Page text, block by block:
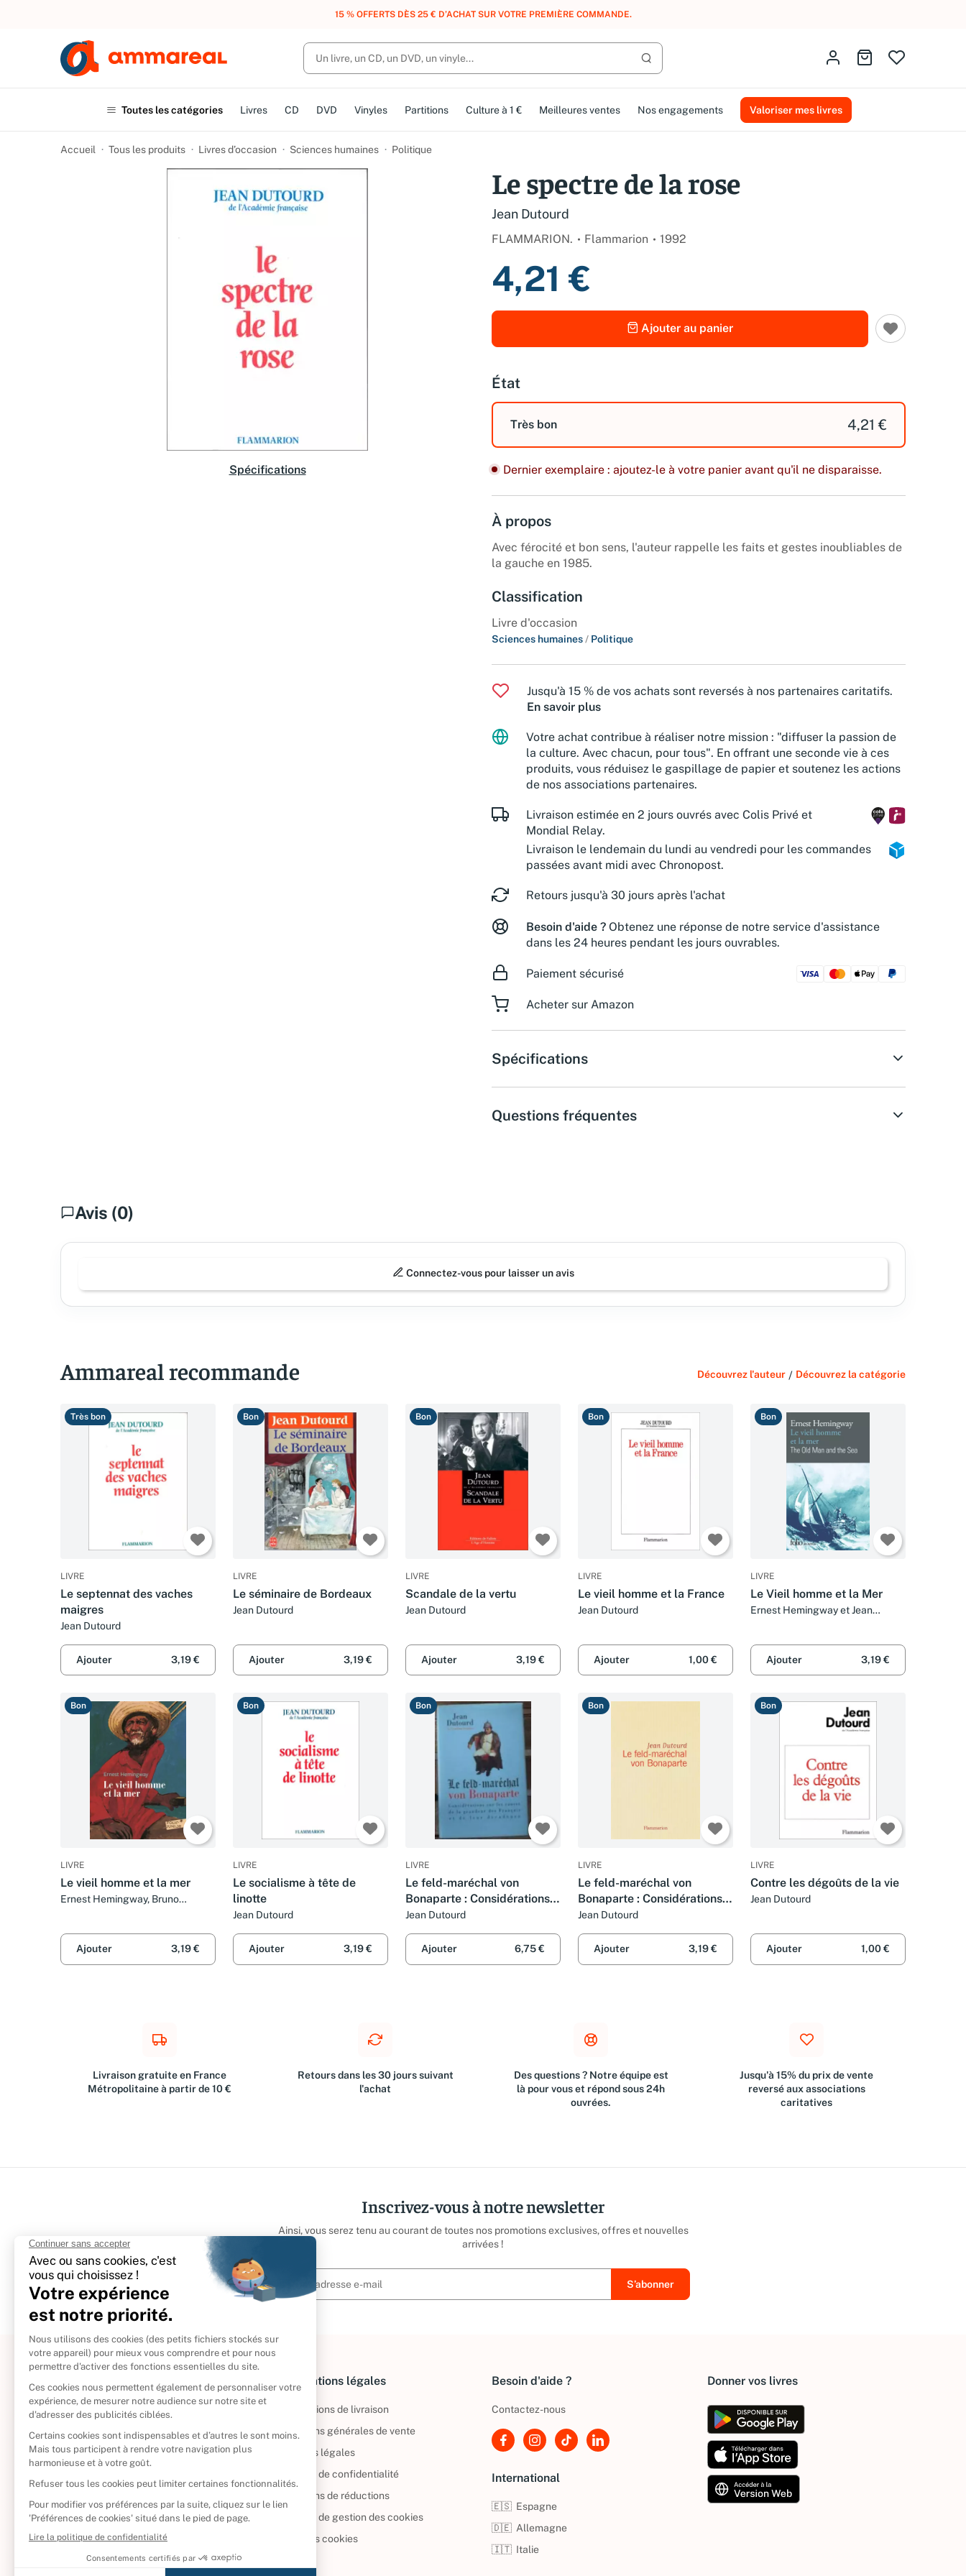
UN ACHAT, DES POINTS, DES RÉCOMPENSES :REJOIGNEZ GRATUITEMENT LE CLUB AMMAREAL.
Lancer la recherche
Identifiez-vousAller au panier
Toutes les catégories Livres CD DVD Vinyles Partitions Culture à 1 € Meilleures ventes Nos engagements Valoriser mes livres
Accueil Tous les produits Livres d’occasion Sciences humaines Politique
Spécifications
Le spectre de la rose
Jean Dutourd
FLAMMARION. Flammarion 1992
4,21 €
Ajouter au panier
État
Très bon 4,21 €
Dernier exemplaire : ajoutez-le à votre panier avant qu'il ne disparaisse.
À propos
Avec férocité et bon sens, l'auteur rappelle les faits et gestes inoubliables de
la gauche en 1985.
Classification
Livre d'occasion
Sciences humaines / Politique
Jusqu'à 15 % de vos achats sont reversés à nos partenaires caritatifs.
En savoir plus
Votre achat contribue à réaliser notre mission : "diffuser la passion de
la culture. Avec chacun, pour tous". En offrant une seconde vie à ces
produits, vous réduisez le gaspillage de papier et soutenez les actions
de nos associations partenaires.
Livraison estimée en 2 jours ouvrés avec Colis Privé et
Mondial Relay.
Livraison le lendemain du lundi au vendredi pour les commandes
passées avant midi avec Chronopost.
Retours jusqu'à 30 jours après l'achat
Besoin d'aide ? Obtenez une réponse de notre service d'assistance
dans les 24 heures pendant les jours ouvrables.
Paiement sécurisé
Acheter sur Amazon
Spécifications
Questions fréquentes
Avis (0)
Connectez-vous pour laisser un avis
Ammareal recommande Découvrez l'auteur / Découvrez la catégorie
Très bon
LIVRE
Le septennat des vaches
maigres
Jean Dutourd
Ajouter 3,19 €
Bon
LIVRE
Le séminaire de Bordeaux
Jean Dutourd
Ajouter 3,19 €
Bon
LIVRE
Scandale de la vertu
Jean Dutourd
Ajouter 3,19 €
Bon
LIVRE
Le vieil homme et la France
Jean Dutourd
Ajouter 1,00 €
Bon
LIVRE
Le Vieil homme et la Mer
Ernest Hemingway et Jean
Ajouter 3,19 €
Bon
LIVRE
Le vieil homme et la mer
Ernest Hemingway, Bruno
Ajouter 3,19 €
Bon
LIVRE
Le socialisme à tête de
linotte
Jean Dutourd
Ajouter 3,19 €
Bon
LIVRE
Le feld-maréchal von
Bonaparte : Considérations
sur les causes de la
grandeur des Français et de
leur décadence
Jean Dutourd
Ajouter 6,75 €
Bon
LIVRE
Le feld-maréchal von
Bonaparte : Considérations
sur les causes de la
grandeur des Français et de
leur décadence
Jean Dutourd
Ajouter 3,19 €
Bon
LIVRE
Contre les dégoûts de la vie
Jean Dutourd
Ajouter 1,00 €
Livraison gratuite en France
Métropolitaine à partir de 10 €
Retours dans les 30 jours suivant
l'achat
Des questions ? Notre équipe est
là pour vous et répond sous 24h
ouvrées.
Jusqu'à 15% du prix de vente
reversé aux associations
caritatives
Inscrivez-vous à notre newsletter
Ainsi, vous serez tenu au courant de toutes nos promotions exclusives, offres et nouvelles
arrivées !
À propos
Politique de retour
Reprendre vos livres
Qui sommes-nous ?
CD d'occasion
DVD d'occasion
Livres d’occasion
Informations légales
Informations de livraison
Conditions générales de vente
Mentions légales
Politique de confidentialité
Conditions de réductions
Politique de gestion des cookies
Gérer vos cookies
Besoin d'aide ?
Contactez-nous
International
🇪🇸 Espagne
🇩🇪 Allemagne
🇮🇹 Italie
Donner vos livres